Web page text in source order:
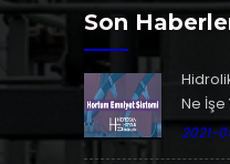
Son
Ne İşe
2021-